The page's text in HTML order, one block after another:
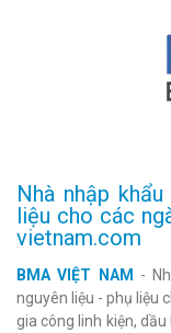
Nhà nhập
liệu cho các
vietnam.com
BMA VIỆT NAM
-
nguyên liệu - phụ liệu
gia công linh kiện,